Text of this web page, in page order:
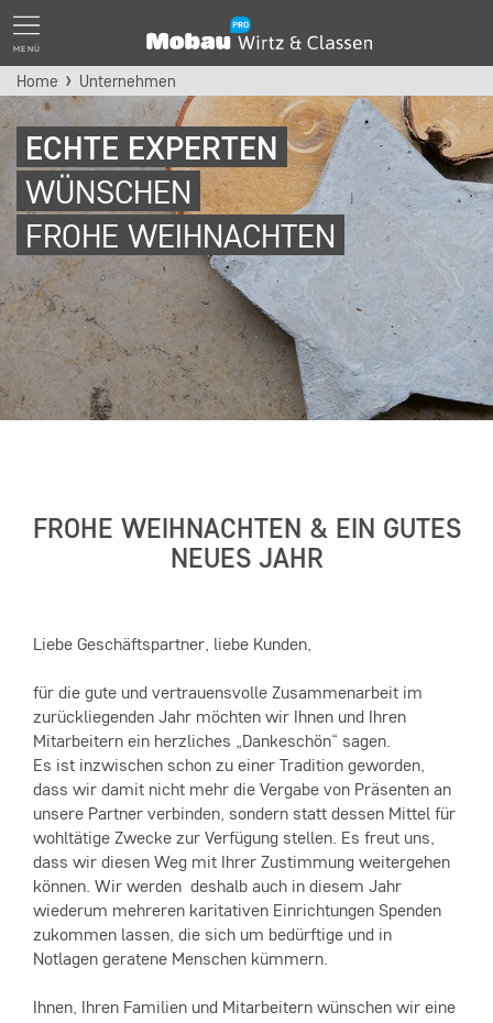
MENÜ
Home Unternehmen
ECHTE EXPERTEN
WÜNSCHEN
FROHE WEIHNACHTEN
FROHE WEIHNACHTEN & EIN GUTES
NEUES JAHR
Liebe Geschäftspartner, liebe Kunden,
für die gute und vertrauensvolle Zusammenarbeit im
zurückliegenden Jahr möchten wir Ihnen und Ihren
Mitarbeitern ein herzliches „Dankeschön“ sagen.
Es ist inzwischen schon zu einer Tradition geworden,
dass wir damit nicht mehr die Vergabe von Präsenten an
unsere Partner verbinden, sondern statt dessen Mittel für
wohltätige Zwecke zur Verfügung stellen. Es freut uns,
dass wir diesen Weg mit Ihrer Zustimmung weitergehen
können. Wir werden deshalb auch in diesem Jahr
wiederum mehreren karitativen Einrichtungen Spenden
zukommen lassen, die sich um bedürftige und in
Notlagen geratene Menschen kümmern.
Ihnen, Ihren Familien und Mitarbeitern wünschen wir eine